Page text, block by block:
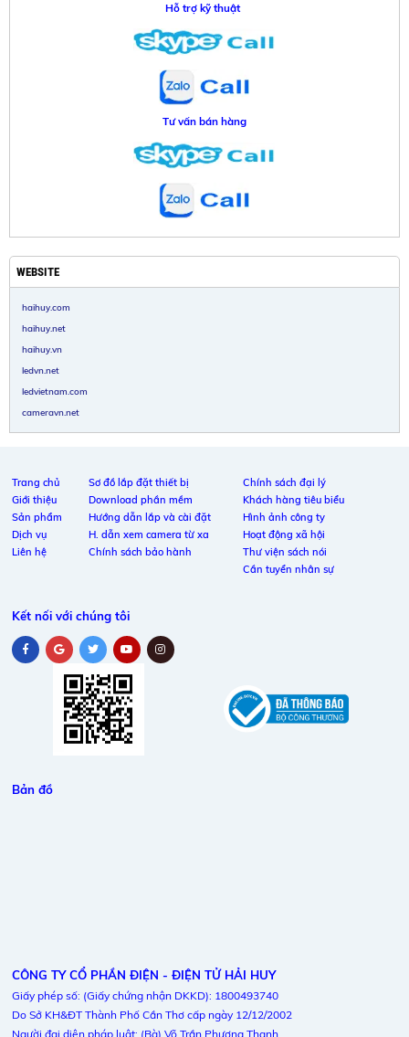
Hỗ trợ kỹ thuật
Tư vấn bán hàng
WEBSITE
haihuy.com
haihuy.net
haihuy.vn
ledvn.net
ledvietnam.com
cameravn.net
Trang chủ
Giới thiệu
Sản phẩm
Dịch vụ
Liên hệ
Sơ đồ lắp đặt thiết bị
Download phần mềm
Hướng dẫn lắp và cài đặt
H. dẫn xem camera từ xa
Chính sách bảo hành
Chính sách đại lý
Khách hàng tiêu biểu
Hình ảnh công ty
Hoạt động xã hội
Thư viện sách nói
Cần tuyển nhân sự
Kết nối với chúng tôi
Bản đồ
CÔNG TY CỔ PHẦN ĐIỆN - ĐIỆN TỬ HẢI HUY
Giấy phép số: (Giấy chứng nhận DKKD): 1800493740
Do Sở KH&ĐT Thành Phố Cần Thơ cấp ngày 12/12/2002
Người đại diện pháp luật: (Bà) Võ Trần Phương Thanh